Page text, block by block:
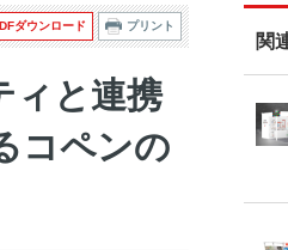
ダウンロード プリント
ィと連携
コペンの
関